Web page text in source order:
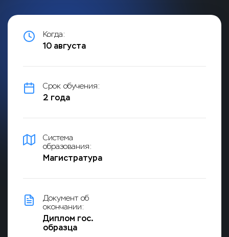
Когда:
10 августа
Срок обучения:
2 года
Система
образования:
Магистратура
Документ об
окончании:
Диплом гос.
образца